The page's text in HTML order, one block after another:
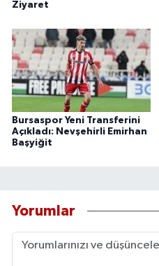
Ziyaret
Bursaspor Yeni Transferini
Açıkladı: Nevşehirli Emirhan
Başyiğit
Yorumlar